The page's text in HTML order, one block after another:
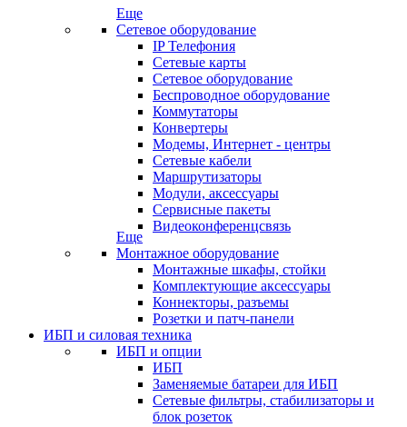
Еще
Сетевое оборудование
IP Телефония
Сетевые карты
Сетевое оборудование
Беспроводное оборудование
Коммутаторы
Конвертеры
Модемы, Интернет - центры
Сетевые кабели
Маршрутизаторы
Модули, аксессуары
Сервисные пакеты
Видеоконференцсвязь
Еще
Монтажное оборудование
Монтажные шкафы, стойки
Комплектующие аксессуары
Коннекторы, разъемы
Розетки и патч-панели
ИБП и силовая техника
ИБП и опции
ИБП
Заменяемые батареи для ИБП
Сетевые фильтры, стабилизаторы и
блок розеток